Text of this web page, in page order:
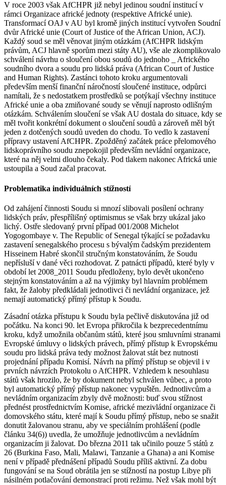
V roce 2003 však AfCHPR již nebyl jedinou soudní institucí v
rámci Organizace africké jednoty (respektive Africké unie).
Transformací OAJ v AU byl kromě jiných institucí vytvořen Soudní
dvůr Africké unie (Court of Justice of the African Union, ACJ).
Každý soud se měl věnovat jiným otázkám (AfCHPR lidským
právům, ACJ hlavně sporům mezi státy AU), vše ale zkomplikovalo
schválení návrhu o sloučení obou soudů do jednoho _ Afrického
soudního dvora a soudu pro lidská práva (African Court of Justice
and Human Rights). Zastánci tohoto kroku argumentovali
především menší finanční náročností sloučené instituce, odpůrci
namítali, že s nedostatkem prostředků se potýkají všechny instituce
Africké unie a oba zmiňované soudy se věnují naprosto odlišným
otázkám. Schválením sloučení se však AU dostala do situace, kdy se
měl tvořit konkrétní dokument o sloučení soudů a zároveň měl být
jeden z dotčených soudů uveden do chodu. To vedlo k zastavení
přípravy ustavení AfCHPR. Zpožděný začátek práce přelomového
lidskoprávního soudu znepokojil především nevládní organizace,
které na něj velmi dlouho čekaly. Pod tlakem nakonec Africká unie
ustoupila a Soud začal pracovat.
Problematika individuálních stížností
Od zahájení činnosti Soudu si mnozí slibovali posílení ochrany
lidských práv, přespřílišný optimismus se však brzy ukázal jako
lichý. Ostře sledovaný první případ 001/2008 Michelot
Yogogombaye v. The Republic of Senegal týkající se požadavku
zastavení senegalského procesu s bývalým čadským prezidentem
Hisseinem Habré skončil stručným konstatováním, že Soudu
nepřísluší v dané věci rozhodovat. Z patnácti případů, které byly v
období let 2008_2011 Soudu předloženy, bylo devět ukončeno
stejným konstatováním a až na výjimky byl hlavním problémem
fakt, že žaloby předkládali jednotlivci či nevládní organizace, jež
nemají automatický přímý přístup k Soudu.
Zásadní otázka přístupu k Soudu byla pečlivě diskutována již od
počátku. Na konci 90. let Evropa přikročila k bezprecedentnímu
kroku, když umožnila občanům států, které jsou smluvními stranami
Evropské úmluvy o lidských právech, přímý přístup k Evropskému
soudu pro lidská práva tedy možnost žalovat stát bez nutnosti
projednání případu Komisí. Návrh na přímý přístup se objevil i v
prvních návrzích Protokolu o AfCHPR. Vzhledem k nesouhlasu
států však hrozilo, že by dokument nebyl schválen vůbec, a proto
byl automatický přímý přístup nakonec vypuštěn. Jednotlivcům a
nevládním organizacím zbyly dvě možnosti: buď svou stížnost
přednést prostřednictvím Komise, africké mezivládní organizace či
domovského státu, které mají k Soudu přímý přístup, nebo se snažit
donutit žalovanou stranu, aby ve speciálním prohlášení (podle
článku 34(6)) uvedla, že umožňuje jednotlivcům a nevládním
organizacím ji žalovat. Do března 2011 tak učinilo pouze 5 států z
26 (Burkina Faso, Mali, Malawi, Tanzanie a Ghana) a ani Komise
není v případě přednášení případů Soudu příliš aktivní. Za dobu
fungování se na Soud obrátila jen se stížností na postup Libye při
násilném potlačování demonstrací proti režimu. Než však mohl být